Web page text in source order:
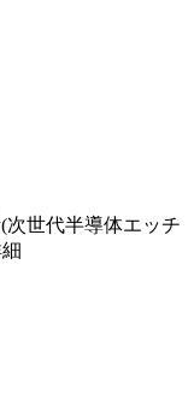
世代半導体エッチ